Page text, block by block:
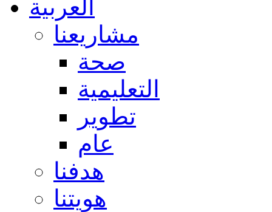
العربية
مشاريعنا
صحة
التعليمية
تطوير
عام
هدفنا
هويتنا